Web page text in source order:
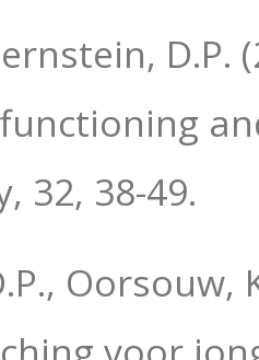
32, 38-49.
Oorsouw,